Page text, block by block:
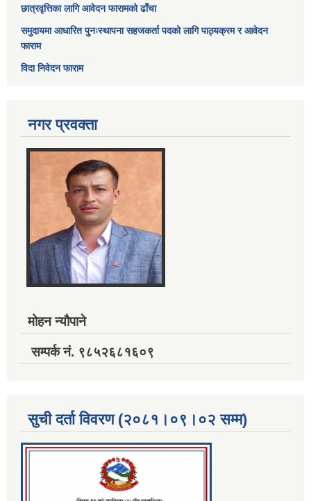
छात्रवृत्तिका लागि आवेदन फारामको ढाँचा
समुदायमा आधारित पुनःस्थापना सहजकर्ता पदको लागि पाठ्यक्रम र आवेदन
फाराम
विदा निवेदन फाराम
नगर प्रवक्ता
मोहन न्यौपाने
सम्पर्क नं. ९८५२६८१६०९
सुची दर्ता विवरण (२०८१।०९।०२ सम्म)